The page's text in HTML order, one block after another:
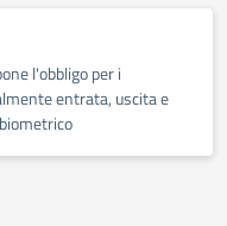
l'obbligo per i
entrata, uscita e